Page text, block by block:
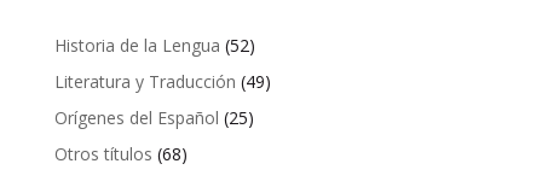
Historia de la Lengua 5252
productos
Literatura y Traducción 4949
Orígenes del Español 2525
Otros títulos 6868